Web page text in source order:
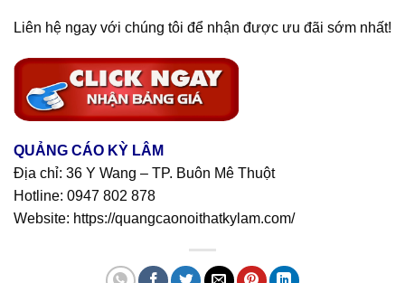
Liên hệ ngay với chúng tôi để nhận được ưu đãi sớm nhất!
QUẢNG CÁO KỲ LÂM
Địa chỉ: 36 Y Wang – TP. Buôn Mê Thuột
Hotline: 0947 802 878
Website: https://quangcaonoithatkylam.com/